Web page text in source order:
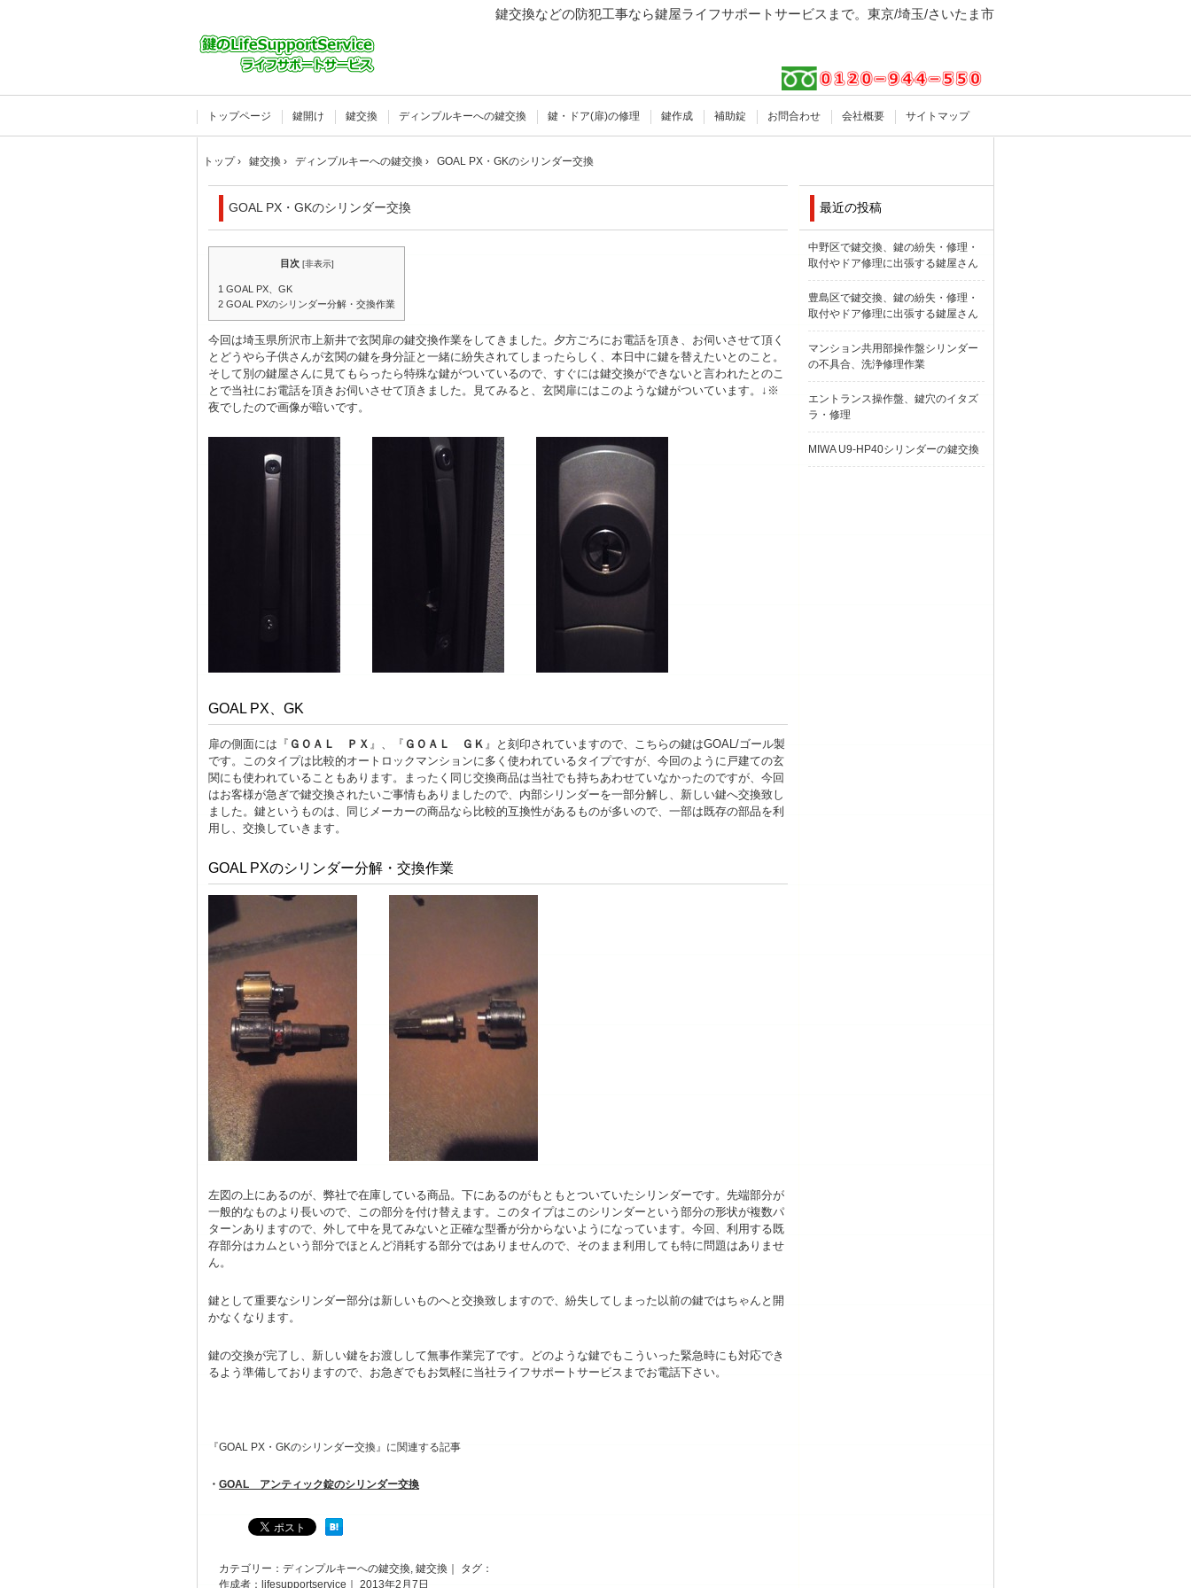
鍵交換などの防犯工事なら鍵屋ライフサポートサービスまで。東京/埼玉/さいたま市
トップページ 鍵開け 鍵交換 ディンプルキーへの鍵交換 鍵・ドア(扉)の修理 鍵作成 補助錠 お問合わせ 会社概要 サイトマップ
トップ› 鍵交換 › ディンプルキーへの鍵交換 › GOAL PX・GKのシリンダー交換
GOAL PX・GKのシリンダー交換
目次 [非表示]
1 GOAL PX、GK
2 GOAL PXのシリンダー分解・交換作業
今回は埼玉県所沢市上新井で玄関扉の鍵交換作業をしてきました。夕方ごろにお電話を頂き、お伺いさせて頂く
とどうやら子供さんが玄関の鍵を身分証と一緒に紛失されてしまったらしく、本日中に鍵を替えたいとのこと。
そして別の鍵屋さんに見てもらったら特殊な鍵がついているので、すぐには鍵交換ができないと言われたとのこ
とで当社にお電話を頂きお伺いさせて頂きました。見てみると、玄関扉にはこのような鍵がついています。↓※
夜でしたので画像が暗いです。
GOAL PX、GK
扉の側面には『 ＧＯＡＬ ＰＸ 』、『 ＧＯＡＬ ＧＫ 』と刻印されていますので、こちらの鍵はGOAL/ゴール製
です。このタイプは比較的オートロックマンションに多く使われているタイプですが、今回のように戸建ての玄
関にも使われていることもあります。まったく同じ交換商品は当社でも持ちあわせていなかったのですが、今回
はお客様が急ぎで鍵交換されたいご事情もありましたので、内部シリンダーを一部分解し、新しい鍵へ交換致し
ました。鍵というものは、同じメーカーの商品なら比較的互換性があるものが多いので、一部は既存の部品を利
用し、交換していきます。
GOAL PXのシリンダー分解・交換作業
左図の上にあるのが、弊社で在庫している商品。下にあるのがもともとついていたシリンダーです。先端部分が
一般的なものより長いので、この部分を付け替えます。このタイプはこのシリンダーという部分の形状が複数パ
ターンありますので、外して中を見てみないと正確な型番が分からないようになっています。今回、利用する既
存部分はカムという部分でほとんど消耗する部分ではありませんので、そのまま利用しても特に問題はありませ
ん。
鍵として重要なシリンダー部分は新しいものへと交換致しますので、紛失してしまった以前の鍵ではちゃんと開
かなくなります。
鍵の交換が完了し、新しい鍵をお渡しして無事作業完了です。どのような鍵でもこういった緊急時にも対応でき
るよう準備しておりますので、お急ぎでもお気軽に当社ライフサポートサービス までお電話下さい。
『GOAL PX・GKのシリンダー交換 』に関連する記事
・ GOAL アンティック錠のシリンダー交換
カテゴリー： ディンプルキーへの鍵交換 鍵交換 ｜ タグ：
作成者：lifesupportservice｜ 2013年2月7日
最近の投稿
中野区で鍵交換、鍵の紛失・修理・
取付やドア修理に出張する鍵屋さん
豊島区で鍵交換、鍵の紛失・修理・
取付やドア修理に出張する鍵屋さん
マンション共用部操作盤シリンダー
の不具合、洗浄修理作業
エントランス操作盤、鍵穴のイタズ
ラ・修理
MIWA U9-HP40シリンダーの鍵交換